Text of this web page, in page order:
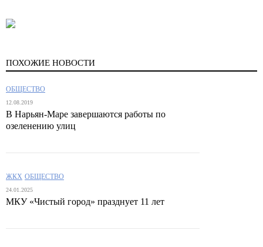
ПОХОЖИЕ НОВОСТИ
ОБЩЕСТВО
12.08.2019
В Нарьян-Маре завершаются работы по
озеленению улиц
ЖКХ ОБЩЕСТВО
24.01.2025
МКУ «Чистый город» празднует 11 лет